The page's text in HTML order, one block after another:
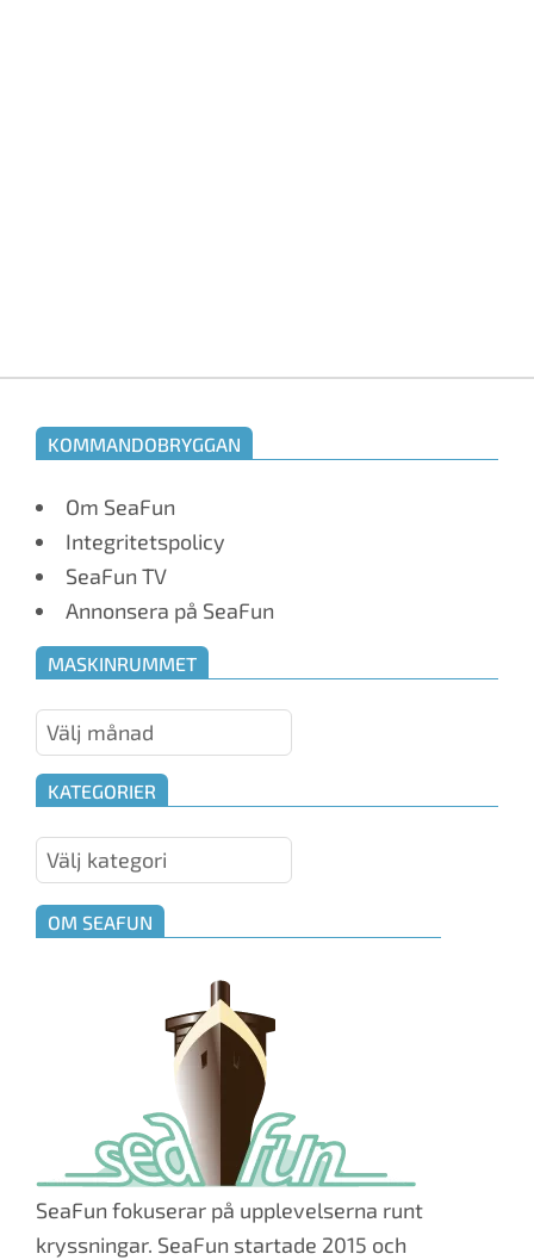
KOMMANDOBRYGGAN
Om SeaFun
Integritetspolicy
SeaFun TV
Annonsera på SeaFun
MASKINRUMMET
Maskinrummet
KATEGORIER
Kategorier
OM SEAFUN
SeaFun fokuserar på upplevelserna runt
kryssningar. SeaFun startade 2015 och